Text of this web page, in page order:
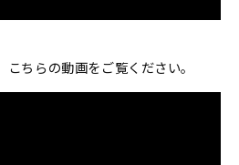
ちらの動画をご覧ください。